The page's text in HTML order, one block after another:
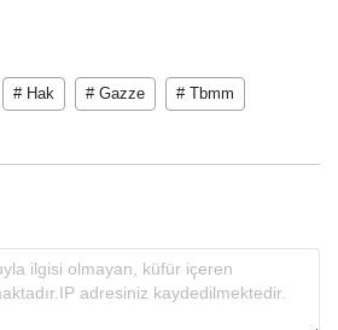
# Hak # Gazze # Tbmm